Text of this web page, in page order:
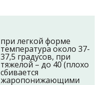
при легкой форме
температура около 37-
37,5 градусов, при
тяжелой – до 40 (плохо
сбивается
жаропонижающими